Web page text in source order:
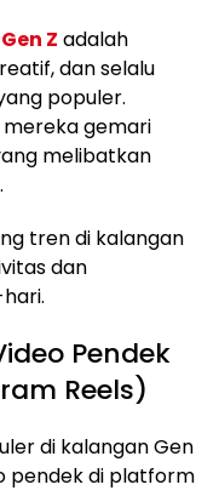
Gen Z adalah
dan selalu
populer.
mereka gemari
melibatkan
.
tren di kalangan
dan
Pendek
Reels)
di kalangan Gen
pendek di platform